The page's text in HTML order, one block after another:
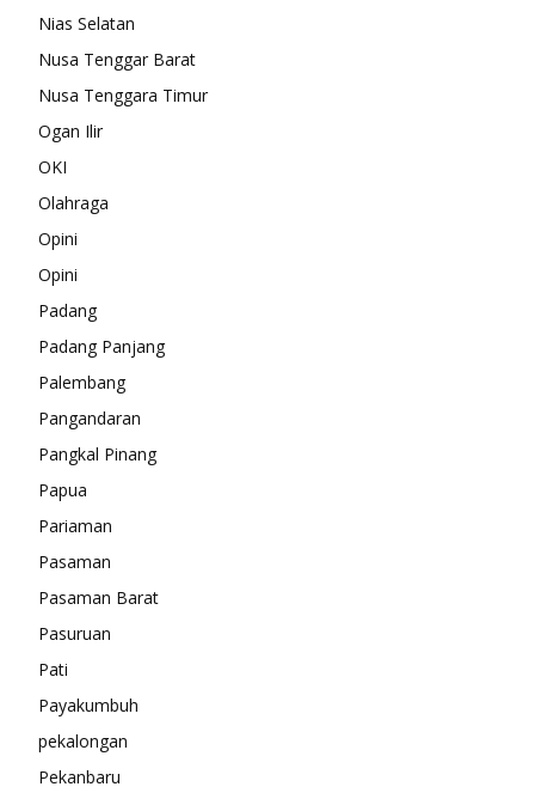
Nias Selatan
Nusa Tenggar Barat
Nusa Tenggara Timur
Ogan Ilir
OKI
Olahraga
Opini
Opini
Padang
Padang Panjang
Palembang
Pangandaran
Pangkal Pinang
Papua
Pariaman
Pasaman
Pasaman Barat
Pasuruan
Pati
Payakumbuh
pekalongan
Pekanbaru